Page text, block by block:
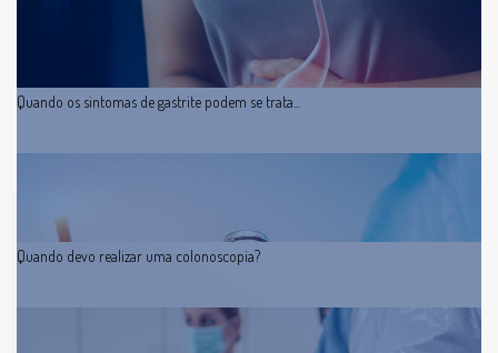
Quando os sintomas de gastrite podem se trata...
Quando devo realizar uma colonoscopia?